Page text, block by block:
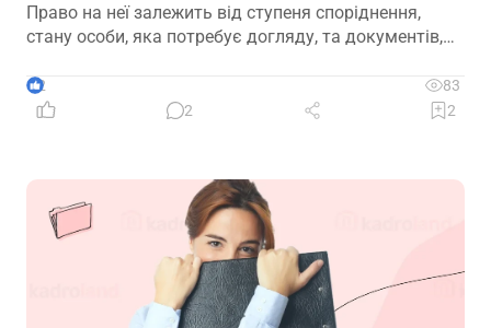
Право на неї залежить від ступеня споріднення,
стану особи, яка потребує догляду, та документів,
2
83
2
2